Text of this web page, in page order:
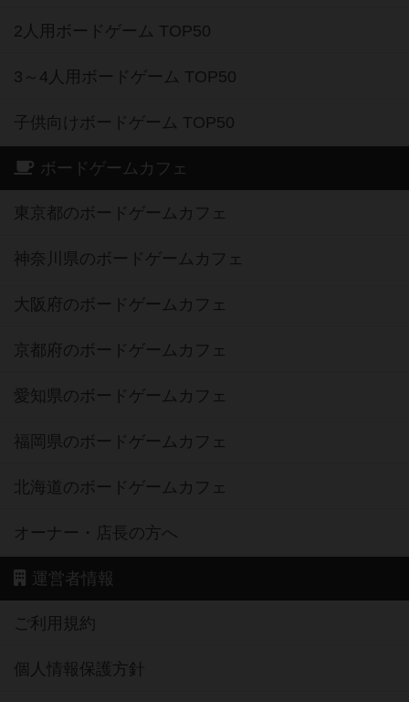
2人用ボードゲーム TOP50
3～4人用ボードゲーム TOP50
子供向けボードゲーム TOP50
ボードゲームカフェ
東京都のボードゲームカフェ
神奈川県のボードゲームカフェ
大阪府のボードゲームカフェ
京都府のボードゲームカフェ
愛知県のボードゲームカフェ
福岡県のボードゲームカフェ
北海道のボードゲームカフェ
オーナー・店長の方へ
運営者情報
ご利用規約
個人情報保護方針